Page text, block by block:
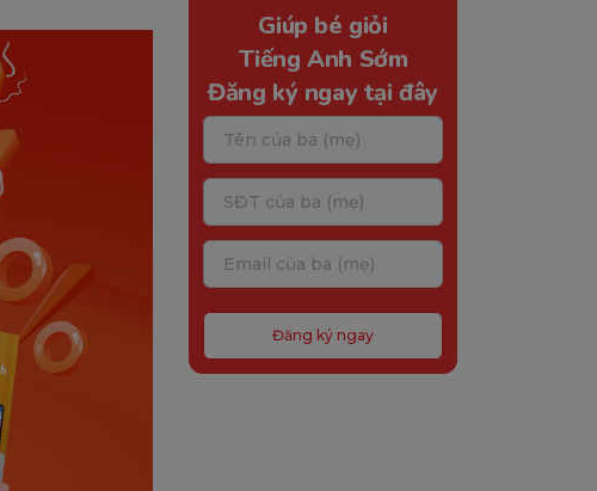
Giúp bé giỏi
Tiếng Anh Sớm
Đăng ký ngay tại đây
Đăng ký ngay